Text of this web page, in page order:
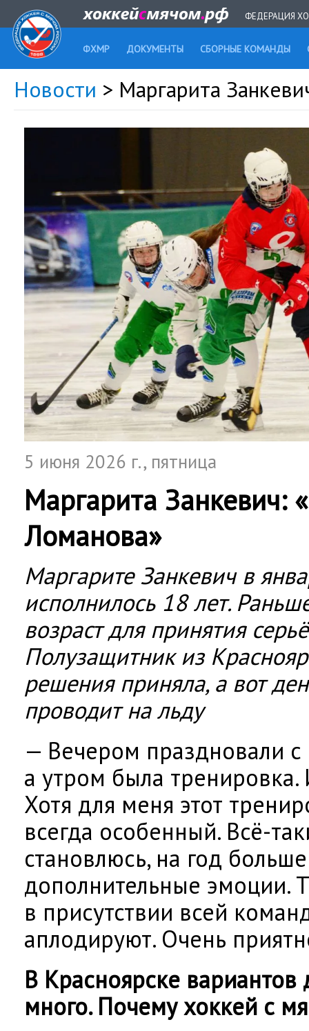
ФЕДЕРАЦИЯ
ФХМР ДОКУМЕНТЫ СБОРНЫЕ КОМАНДЫ
Новости > Маргарита
5 июня 2026 г., пятница
Маргарита Занкевич:
Ломанова»
Маргарите Занкевич в
исполнилось 18 лет.
возраст для принятия
Полузащитник из
решения приняла, а вот
проводит на льду
— Вечером праздновали с
а утром была
Хотя для меня этот
всегда особенный. Всё-
становлюсь, на год
дополнительные эмоции.
в присутствии всей
аплодируют. Очень
В Красноярске вариантов
много. Почему хоккей с